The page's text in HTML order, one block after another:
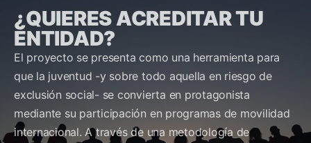
¿QUIERES ACREDITAR TU
ENTIDAD?
El proyecto se presenta como una herramienta para
que la juventud -y sobre todo aquella en riesgo de
exclusión social- se convierta en protagonista
mediante su participación en programas de movilidad
internacional. A través de una metodología de